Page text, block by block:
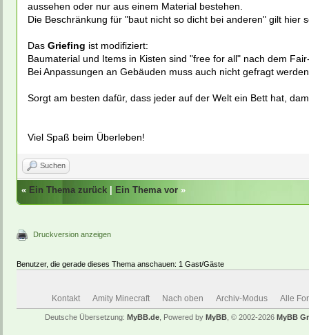
aussehen oder nur aus einem Material bestehen.
Die Beschränkung für "baut nicht so dicht bei anderen" gilt hier
Das Griefing ist modifiziert:
Baumaterial und Items in Kisten sind "free for all" nach dem
Bei Anpassungen an Gebäuden muss auch nicht gefragt
Sorgt am besten dafür, dass jeder auf der Welt ein Bett hat,
Viel Spaß beim Überleben!
Suchen
« Ein Thema zurück Ein Thema vor »
Druckversion anzeigen
Benutzer, die gerade dieses Thema anschauen: 1 Gast/Gäste
Kontakt Amity Minecraft Nach oben Archiv-Modus Alle
Deutsche Übersetzung: MyBB.de , Powered by MyBB , © 2002-2026 MyBB